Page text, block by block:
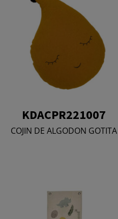
KDACPR221007
COJIN DE ALGODON GOTITA